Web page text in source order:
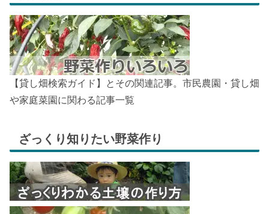
【貸し畑検索ガイド】とその関連記事。市民農園・貸し畑
や家庭菜園に関わる記事一覧
ざっくり知りたい野菜作り